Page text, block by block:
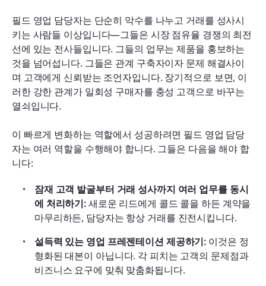
필드 영업 담당자는 단순히 악수를 나누고 거래를 성사시
키는 사람들 이상입니다—그들은 시장 점유율 경쟁의 최전
선에 있는 전사들입니다. 그들의 업무는 제품을 홍보하는
것을 넘어섭니다. 그들은 관계 구축자이자 문제 해결사이
며 고객에게 신뢰받는 조언자입니다. 장기적으로 보면, 이
러한 강한 관계가 일회성 구매자를 충성 고객으로 바꾸는
열쇠입니다.
이 빠르게 변화하는 역할에서 성공하려면 필드 영업 담당
자는 여러 역할을 수행해야 합니다. 그들은 다음을 해야 합
니다:
잠재 고객 발굴부터 거래 성사까지 여러 업무를 동시
에 처리하기: 새로운 리드에게 콜드 콜을 하든 계약을
마무리하든, 담당자는 항상 거래를 진전시킵니다.
설득력 있는 영업 프레젠테이션 제공하기: 이것은 정
형화된 대본이 아닙니다. 각 피치는 고객의 문제점과
비즈니스 요구에 맞춰 맞춤화됩니다.